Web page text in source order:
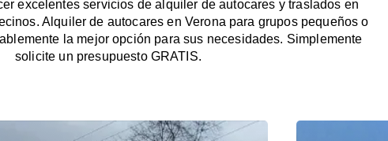
excelentes servicios de alquiler de autocares y traslados en
Alquiler de autocares en Verona para grupos pequeños o
la mejor opción para sus necesidades. Simplemente
solicite un presupuesto GRATIS.